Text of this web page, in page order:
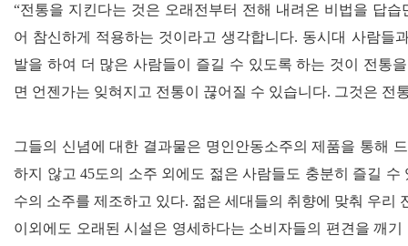
“전통을 지킨다는 것은 오래전부터 전해 내려온 비법을 답습
어 참신하게 적용하는 것이라고 생각합니다. 동시대 사람들
발을 하여 더 많은 사람들이 즐길 수 있도록 하는 것이 전통
면 언젠가는 잊혀지고 전통이 끊어질 수 있습니다. 그것은 전
그들의 신념에 대한 결과물은 명인안동소주의 제품을 통해
하지 않고45도의 소주 외에도 젊은 사람들도 충분히 즐길 수
수의 소주를 제조하고 있다. 젊은 세대들의 취향에 맞춰 우리
이외에도 오래된 시설은 영세하다는 소비자들의 편견을 깨